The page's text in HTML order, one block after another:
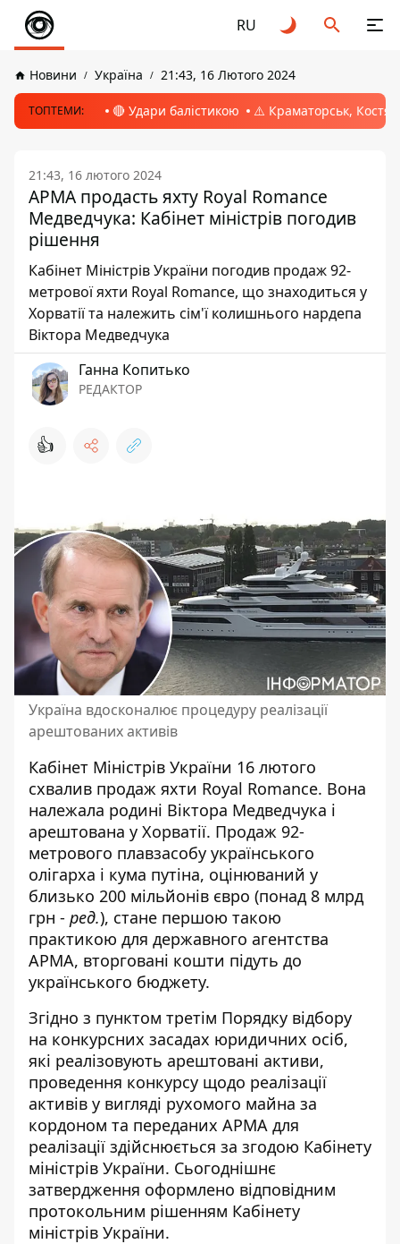
RU
Новини Україна 21:43, 16 Лютого 2024
ТОПТЕМИ: 🔴 Удари балістикою ⚠️ Краматорськ,
21:43, 16 лютого 2024
АРМА продасть яхту Royal Romance
Медведчука: Кабінет міністрів погодив
рішення
Кабінет Міністрів України погодив продаж 92-
метрової яхти Royal Romance, що знаходиться у
Хорватії та належить сім'ї колишнього нардепа
Віктора Медведчука
Ганна Копитько
РЕДАКТОР
👍
Україна вдосконалює процедуру реалізації
арештованих активів
Кабінет Міністрів України 16 лютого
схвалив продаж яхти Royal Romance. Вона
належала родині Віктора Медведчука і
арештована у Хорватії. Продаж 92-
метрового плавзасобу українського
олігарха і кума путіна, оцінюваний у
близько 200 мільйонів євро (понад 8 млрд
грн - ред.), стане першою такою
практикою для державного агентства
АРМА, вторговані кошти підуть до
українського бюджету.
Згідно з пунктом третім Порядку відбору
на конкурсних засадах юридичних осіб,
які реалізовують арештовані активи,
проведення конкурсу щодо реалізації
активів у вигляді рухомого майна за
кордоном та переданих АРМА для
реалізації здійснюється за згодою Кабінету
міністрів України. Сьогоднішнє
затвердження оформлено відповідним
протокольним рішенням Кабінету
міністрів України.